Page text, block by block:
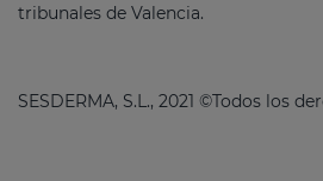
tribunales de Valencia.
SESDERMA, S.L., 2021 ©Todos los